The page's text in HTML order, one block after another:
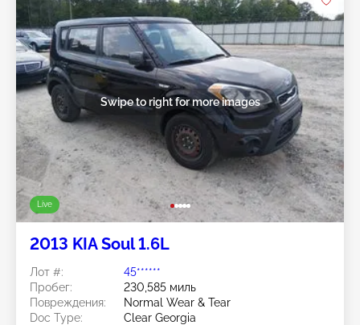
Live
Swipe to right for more images
2013 KIA Soul 1.6L
Лот #:
45******
Пробег:
230,585 миль
Повреждения:
Normal Wear & Tear
Doc Type:
Clear Georgia